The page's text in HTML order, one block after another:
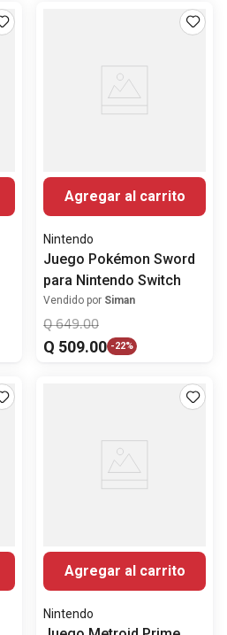
Agregar al carrito
Nintendo
Juego Pokémon Sword
para Nintendo Switch
Vendido por Siman
Q 649.00
Q 509.00 -22%
Agregar al carrito
Nintendo